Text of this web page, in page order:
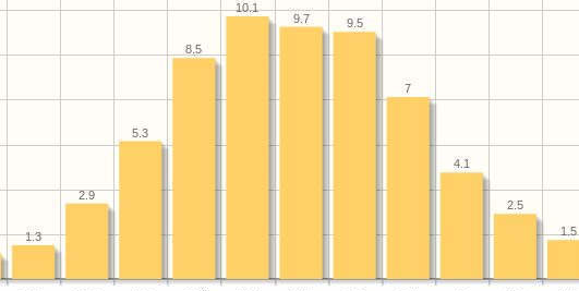
1.5
2.5
4.1
7
9.5
9.7
10.1
8.5
5.3
2.9
1.3